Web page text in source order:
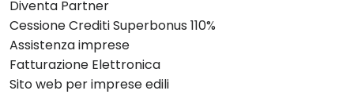
Diventa Partner
Cessione Crediti Superbonus 110%
Assistenza imprese
Fatturazione Elettronica
Sito web per imprese edili